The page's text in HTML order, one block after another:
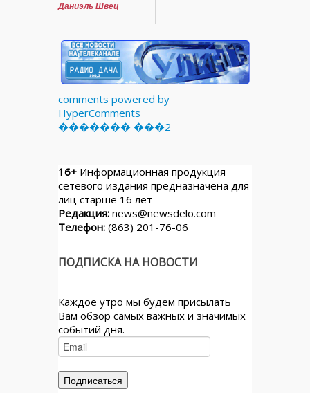
Даниэль Швец
comments powered by
HyperComments
������� ���2
16+ Информационная продукция
сетевого издания предназначена для
лиц старше 16 лет
Редакция: news@newsdelo.com
Телефон: (863) 201-76-06
ПОДПИСКА НА НОВОСТИ
Каждое утро мы будем присылать
Вам обзор самых важных и значимых
событий дня.